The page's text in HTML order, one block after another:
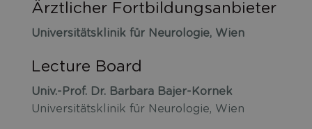
Ärztlicher Fortbildungsanbieter
Universitätsklinik für Neurologie, Wien
Lecture Board
Univ.-Prof. Dr. Barbara Bajer-Kornek
Universitätsklinik für Neurologie, Wien